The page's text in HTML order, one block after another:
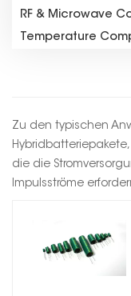
RF & Microwave
Temperature
Zu den typischen
Hybridbatteriepakete,
die die
Impulsströme